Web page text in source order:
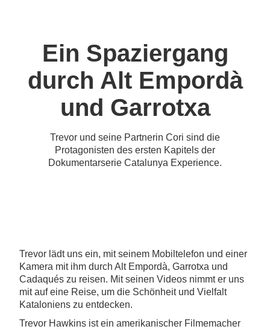
Ein Spaziergang
durch Alt Empordà
und Garrotxa
Trevor und seine Partnerin Cori sind die
Protagonisten des ersten Kapitels der
Dokumentarserie Catalunya Experience.
Trevor lädt uns ein, mit seinem Mobiltelefon und einer
Kamera mit ihm durch Alt Empordà, Garrotxa und
Cadaqués zu reisen. Mit seinen Videos nimmt er uns
mit auf eine Reise, um die Schönheit und Vielfalt
Kataloniens zu entdecken.
Trevor Hawkins ist ein amerikanischer Filmemacher